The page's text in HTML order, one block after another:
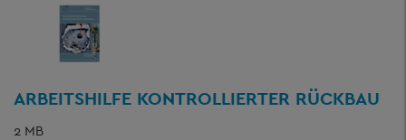
ARBEITSHILFE KONTROLLIERTER RÜCKBAU
2 MB